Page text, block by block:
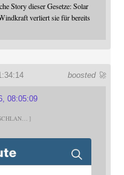
Story dieser Gesetze: Solar
verliert sie für bereits
boosted 🚀
08:05:09